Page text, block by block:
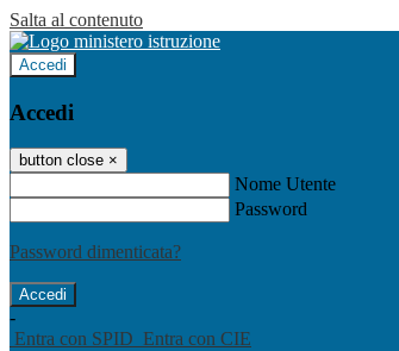
Salta al contenuto
Accedi
Accedi
button close ×
Nome Utente
Password
Password dimenticata?
-
Entra con SPID Entra con CIE